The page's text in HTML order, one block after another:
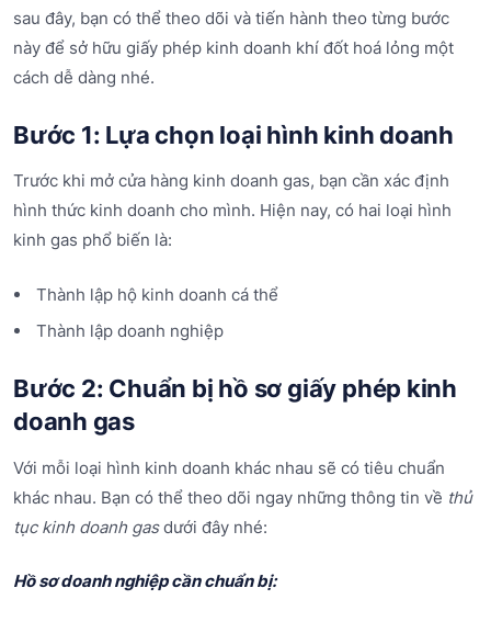
sau đây, bạn có thể theo dõi và tiến hành theo từng bước
này để sở hữu giấy phép kinh doanh khí đốt hoá lỏng một
cách dễ dàng nhé.
Bước 1: Lựa chọn loại hình kinh doanh
Trước khi mở cửa hàng kinh doanh gas, bạn cần xác định
hình thức kinh doanh cho mình. Hiện nay, có hai loại hình
kinh gas phổ biến là:
Thành lập hộ kinh doanh cá thể
Thành lập doanh nghiệp
Bước 2: Chuẩn bị hồ sơ giấy phép kinh
doanh gas
Với mỗi loại hình kinh doanh khác nhau sẽ có tiêu chuẩn
khác nhau. Bạn có thể theo dõi ngay những thông tin về thủ
tục kinh doanh gasdưới đây nhé:
Hồ sơ doanh nghiệp cần chuẩn bị: